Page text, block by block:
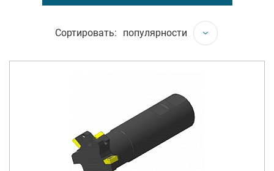
Сортировать: популярности